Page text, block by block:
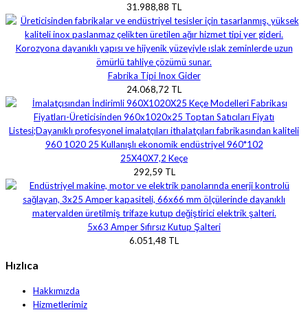
31.988,88 TL
Fabrika Tipi Inox Gider
24.068,72 TL
25X40X7,2 Keçe
292,59 TL
5x63 Amper Sıfırsız Kutup Şalteri
6.051,48 TL
Hızlıca
Hakkımızda
Hizmetlerimiz